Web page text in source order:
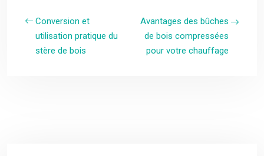
Conversion et
utilisation pratique du
stère de bois
Avantages des bûches
de bois compressées
pour votre chauffage